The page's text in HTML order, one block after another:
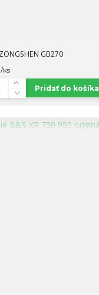
GB270
/ks
Pridať do košíka